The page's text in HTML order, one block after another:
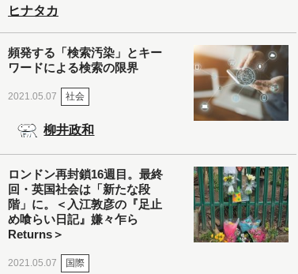
ヒナタカ
頻発する「検索汚染」とキー
ワードによる検索の限界
2021.05.07 社会
柳井政和
ロンドン再封鎖16週目。最終
回・英国社会は「新たな段
階」に。＜入江敦彦の『足止
め喰らい日記』嫌々乍ら
Returns＞
2021.05.07 国際